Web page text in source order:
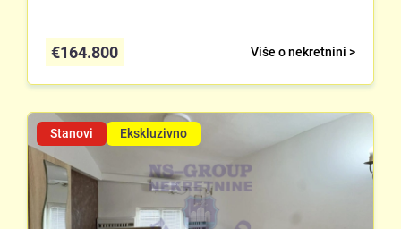
Više o nekretnini >
€164.800
Stanovi Ekskluzivno